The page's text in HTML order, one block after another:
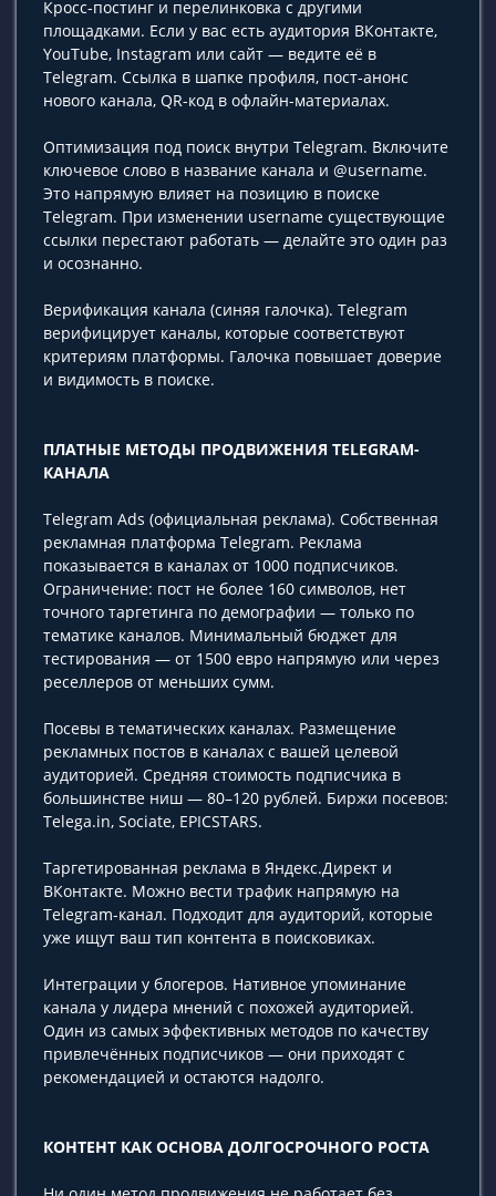
Кросс-постинг и перелинковка с другими
площадками. Если у вас есть аудитория ВКонтакте,
YouTube, Instagram или сайт — ведите её в
Telegram. Ссылка в шапке профиля, пост-анонс
нового канала, QR-код в офлайн-материалах.
Оптимизация под поиск внутри Telegram. Включите
ключевое слово в название канала и @username.
Это напрямую влияет на позицию в поиске
Telegram. При изменении username существующие
ссылки перестают работать — делайте это один раз
и осознанно.
Верификация канала (синяя галочка). Telegram
верифицирует каналы, которые соответствуют
критериям платформы. Галочка повышает доверие
и видимость в поиске.
ПЛАТНЫЕ МЕТОДЫ ПРОДВИЖЕНИЯ TELEGRAM-
КАНАЛА
Telegram Ads (официальная реклама). Собственная
рекламная платформа Telegram. Реклама
показывается в каналах от 1000 подписчиков.
Ограничение: пост не более 160 символов, нет
точного таргетинга по демографии — только по
тематике каналов. Минимальный бюджет для
тестирования — от 1500 евро напрямую или через
реселлеров от меньших сумм.
Посевы в тематических каналах. Размещение
рекламных постов в каналах с вашей целевой
аудиторией. Средняя стоимость подписчика в
большинстве ниш — 80–120 рублей. Биржи посевов:
Telega.in, Sociate, EPICSTARS.
Таргетированная реклама в Яндекс.Директ и
ВКонтакте. Можно вести трафик напрямую на
Telegram-канал. Подходит для аудиторий, которые
уже ищут ваш тип контента в поисковиках.
Интеграции у блогеров. Нативное упоминание
канала у лидера мнений с похожей аудиторией.
Один из самых эффективных методов по качеству
привлечённых подписчиков — они приходят с
рекомендацией и остаются надолго.
КОНТЕНТ КАК ОСНОВА ДОЛГОСРОЧНОГО РОСТА